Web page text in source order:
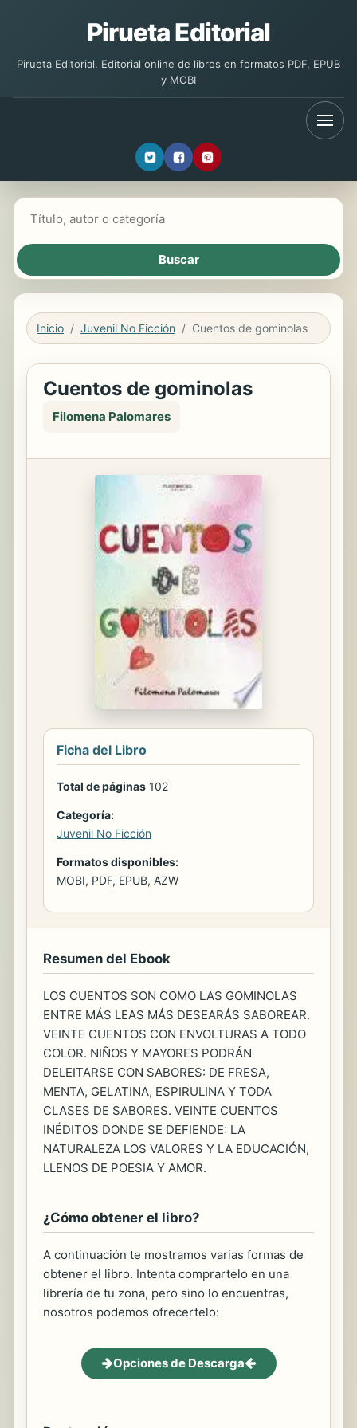
Pirueta Editorial
Pirueta Editorial. Editorial online de libros en formatos PDF, EPUB
y MOBI
Inicio Juvenil No Ficción Cuentos de gominolas
Cuentos de gominolas
Filomena Palomares
Ficha del Libro
Total de páginas 102
Categoría:
Juvenil No Ficción
Formatos disponibles:
MOBI, PDF, EPUB, AZW
Resumen del Ebook
LOS CUENTOS SON COMO LAS GOMINOLAS
ENTRE MÁS LEAS MÁS DESEARÁS SABOREAR.
VEINTE CUENTOS CON ENVOLTURAS A TODO
COLOR. NIÑOS Y MAYORES PODRÁN
DELEITARSE CON SABORES: DE FRESA,
MENTA, GELATINA, ESPIRULINA Y TODA
CLASES DE SABORES. VEINTE CUENTOS
INÉDITOS DONDE SE DEFIENDE: LA
NATURALEZA LOS VALORES Y LA EDUCACIÓN,
LLENOS DE POESIA Y AMOR.
¿Cómo obtener el libro?
A continuación te mostramos varias formas de
obtener el libro. Intenta comprartelo en una
librería de tu zona, pero sino lo encuentras,
nosotros podemos ofrecertelo:
Opciones de Descarga